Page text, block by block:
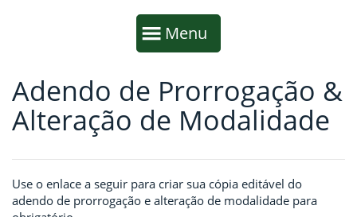
Mostrar
Menu
Fim da navegação
Início do conteúdo
Adendo de Prorrogação &
Alteração de Modalidade
Use o enlace a seguir para criar sua cópia editável do
adendo de prorrogação e alteração de modalidade para